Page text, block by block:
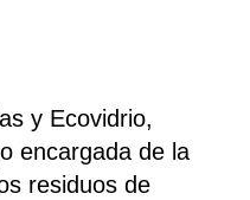
y Ecovidrio,
encargada de la
residuos de